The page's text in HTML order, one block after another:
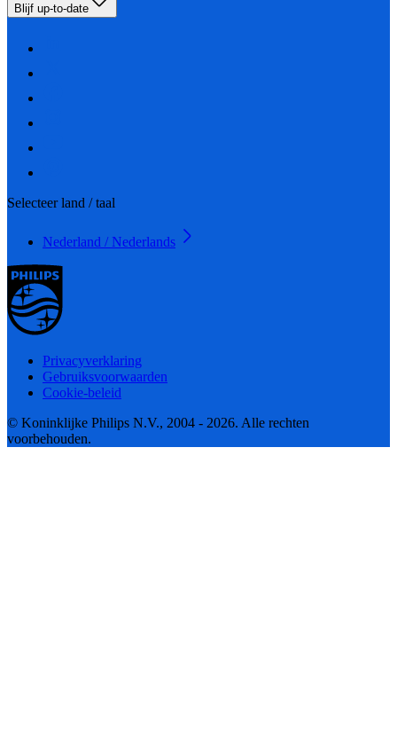
Blijf up-to-date
Selecteer land / taal
Nederland / Nederlands
Privacyverklaring
Gebruiksvoorwaarden
Cookie-beleid
© Koninklijke Philips N.V., 2004 - 2026. Alle rechten
voorbehouden.